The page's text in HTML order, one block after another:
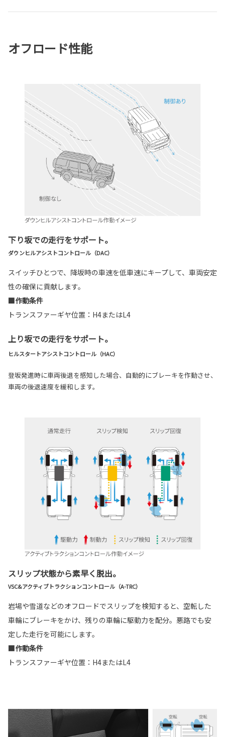
オフロード性能
下り坂での走行をサポート。
ダウンヒルアシストコントロール（DAC）
スイッチひとつで、降坂時の車速を低車速にキープして、車両安定
性の確保に貢献します。
■作動条件
トランスファーギヤ位置：H4またはL4
上り坂での走行をサポート。
ヒルスタートアシストコントロール（HAC）
登坂発進時に車両後退を感知した場合、自動的にブレーキを作動させ、
車両の後退速度を緩和します。
スリップ状態から素早く脱出。
VSC&アクティブトラクションコントロール（A-TRC）
岩場や雪道などのオフロードでスリップを検知すると、空転した
車輪にブレーキをかけ、残りの車輪に駆動力を配分。悪路でも安
定した走行を可能にします。
■作動条件
トランスファーギヤ位置：H4またはL4